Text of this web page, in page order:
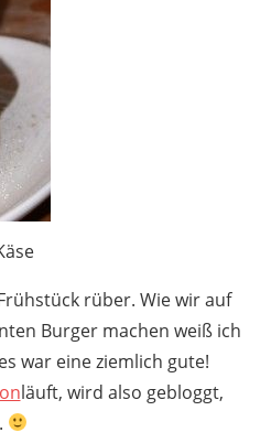
rüber. Wie wir auf
Burger machen weiß ich
war eine ziemlich gute!
läuft, wird also gebloggt,